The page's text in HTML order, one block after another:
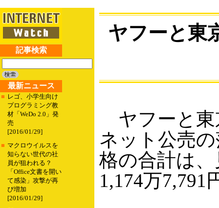
記事検索
最新ニュース
■ レゴ、小学生向け
プログラミング教
材「WeDo 2.0」発
売
[2016/01/29]
■ マクロウイルスを
知らない世代の社
員が狙われる？
「Office文書を開い
て感染」攻撃が再
び増加
[2016/01/29]
ヤフーと東
ヤフーと東
ネット公売
格の合計は
1,174万7,791